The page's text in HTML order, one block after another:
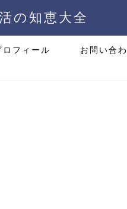
の知恵大全
ロフィール お問い合